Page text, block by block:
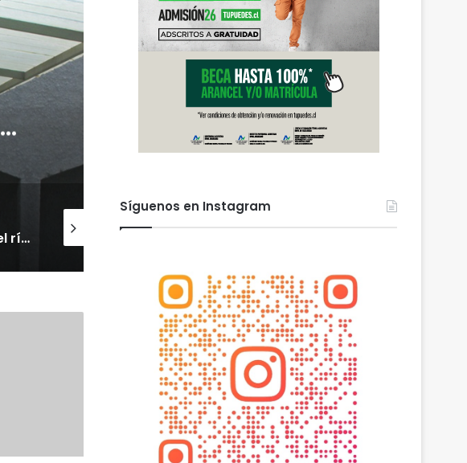
Cámaras
detectaron la
y media de mercadería
Desborde del río Imperial mantiene aisladas a miles de personas y deja viviendas bajo el agua en La Araucanía
Síguenos en Instagram